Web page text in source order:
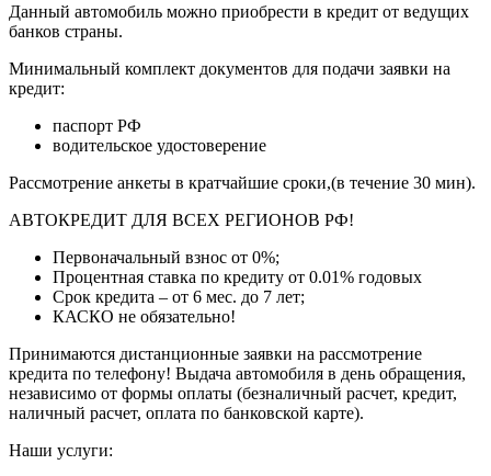
Данный автомобиль можно приобрести в кредит от ведущих
банков страны.
Минимальный комплект документов для подачи заявки на
кредит:
паспорт РФ
водительское удостоверение
Рассмотрение анкеты в кратчайшие сроки,(в течение 30 мин).
АВТОКРЕДИТ ДЛЯ ВСЕХ РЕГИОНОВ РФ!
Первоначальный взнос от 0%;
Процентная ставка по кредиту от 0.01% годовых
Срок кредита – от 6 мес. до 7 лет;
КАСКО не обязательно!
Принимаются дистанционные заявки на рассмотрение
кредита по телефону! Выдача автомобиля в день обращения,
независимо от формы оплаты (безналичный расчет, кредит,
наличный расчет, оплата по банковской карте).
Наши услуги: